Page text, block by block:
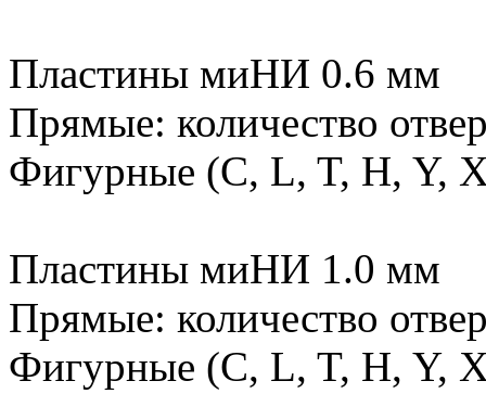
Пластины миНИ 0.6 мм
Прямые: количество
Фигурные (C, L, T, H, Y,
Пластины миНИ 1.0 мм
Прямые: количество
Фигурные (C, L, T, H, Y,